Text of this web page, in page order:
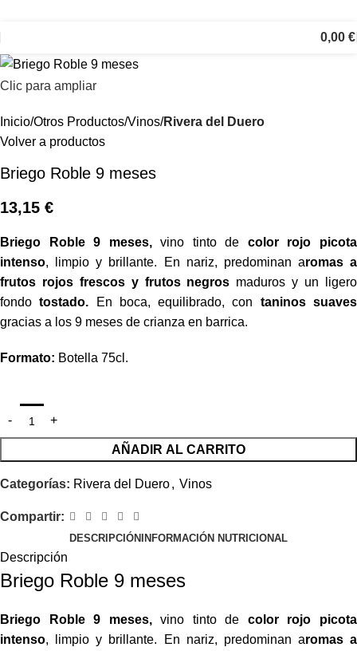
0,00 €
Clic para ampliar
Inicio Otros Productos Vinos Rivera del Duero
Volver a productos
Briego Roble 9 meses
13,15 €
Briego Roble 9 meses,vino tinto de color rojo picota
intenso, limpio y brillante. En nariz, predominan aromas a
frutos rojos frescos y frutos negros maduros y un ligero
fondotostado. En boca, equilibrado, con taninos suaves
gracias a los 9 meses de crianza en barrica.
Formato: Botella 75cl.
AÑADIR AL CARRITO
Categorías: Rivera del Duero, Vinos
Compartir:
DESCRIPCIÓNINFORMACIÓN NUTRICIONAL
Descripción
Briego Roble 9 meses
Briego Roble 9 meses,vino tinto de color rojo picota
intenso, limpio y brillante. En nariz, predominan aromas a